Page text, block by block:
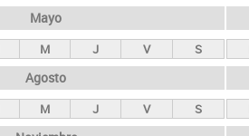
Mayo
M J V S
Agosto
M J V S